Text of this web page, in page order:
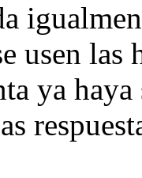
usen las
ya